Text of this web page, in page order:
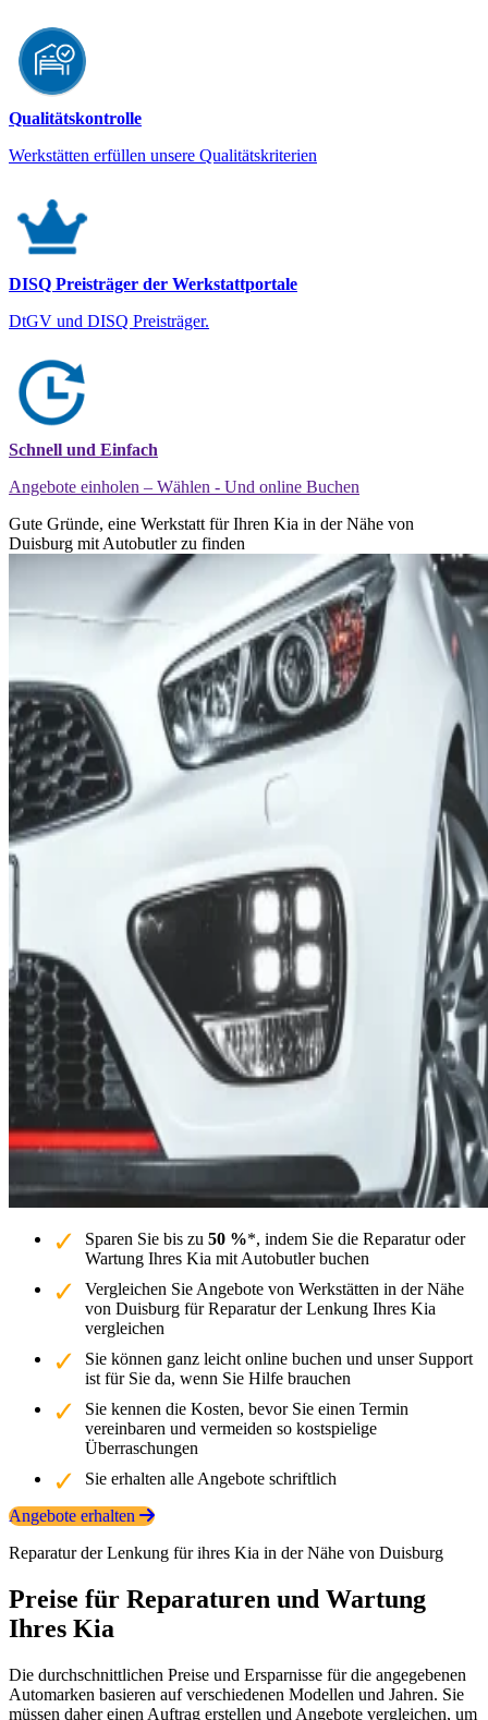
Qualitätskontrolle
Werkstätten erfüllen unsere Qualitätskriterien
DISQ Preisträger der Werkstattportale
DtGV und DISQ Preisträger.
Schnell und Einfach
Angebote einholen – Wählen - Und online Buchen
Gute Gründe, eine Werkstatt für Ihren Kia in der Nähe von
Duisburg mit Autobutler zu finden
Sparen Sie bis zu 50 %*, indem Sie die Reparatur oder
Wartung Ihres Kia mit Autobutler buchen
Vergleichen Sie Angebote von Werkstätten in der Nähe
von Duisburg für Reparatur der Lenkung Ihres Kia
vergleichen
Sie können ganz leicht online buchen und unser Support
ist für Sie da, wenn Sie Hilfe brauchen
Sie kennen die Kosten, bevor Sie einen Termin
vereinbaren und vermeiden so kostspielige
Überraschungen
Sie erhalten alle Angebote schriftlich
Angebote erhalten
Reparatur der Lenkung für ihres Kia in der Nähe von Duisburg
Preise für Reparaturen und Wartung
Ihres Kia
Die durchschnittlichen Preise und Ersparnisse für die angegebenen
Automarken basieren auf verschiedenen Modellen und Jahren. Sie
müssen daher einen Auftrag erstellen und Angebote vergleichen, um